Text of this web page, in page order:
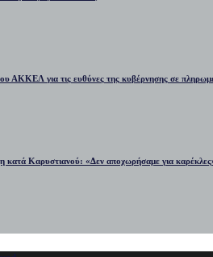
ΑΚΚΕΛ για τις ευθύνες της κυβέρνησης σε
Καρυστιανού: «Δεν αποχωρήσαμε για